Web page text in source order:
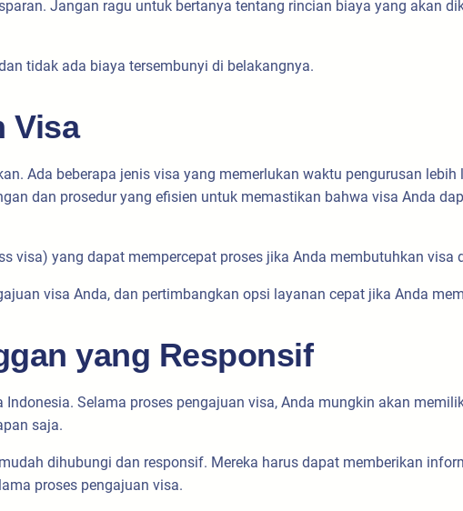
Jangan ragu untuk bertanya tentang rincian biaya yang akan
tidak ada biaya tersembunyi di belakangnya.
Visa
Ada beberapa jenis visa yang memerlukan waktu pengurusan
dan prosedur yang efisien untuk memastikan bahwa visa Anda
visa) yang dapat mempercepat proses jika Anda membutuhkan visa
visa Anda, dan pertimbangkan opsi layanan cepat jika Anda
yang Responsif
Selama proses pengajuan visa, Anda mungkin akan
saja.
dihubungi dan responsif. Mereka harus dapat memberikan
proses pengajuan visa.